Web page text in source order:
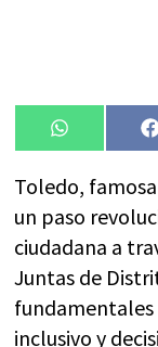
en
Toledo,
un paso
ciudadana a
Juntas de
inclusivo y